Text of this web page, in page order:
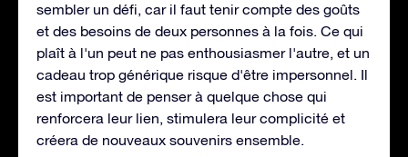
sembler un défi, car il faut tenir compte des goûts
et des besoins de deux personnes à la fois. Ce qui
plaît à l'un peut ne pas enthousiasmer l'autre, et un
cadeau trop générique risque d'être impersonnel. Il
est important de penser à quelque chose qui
renforcera leur lien, stimulera leur complicité et
créera de nouveaux souvenirs ensemble.